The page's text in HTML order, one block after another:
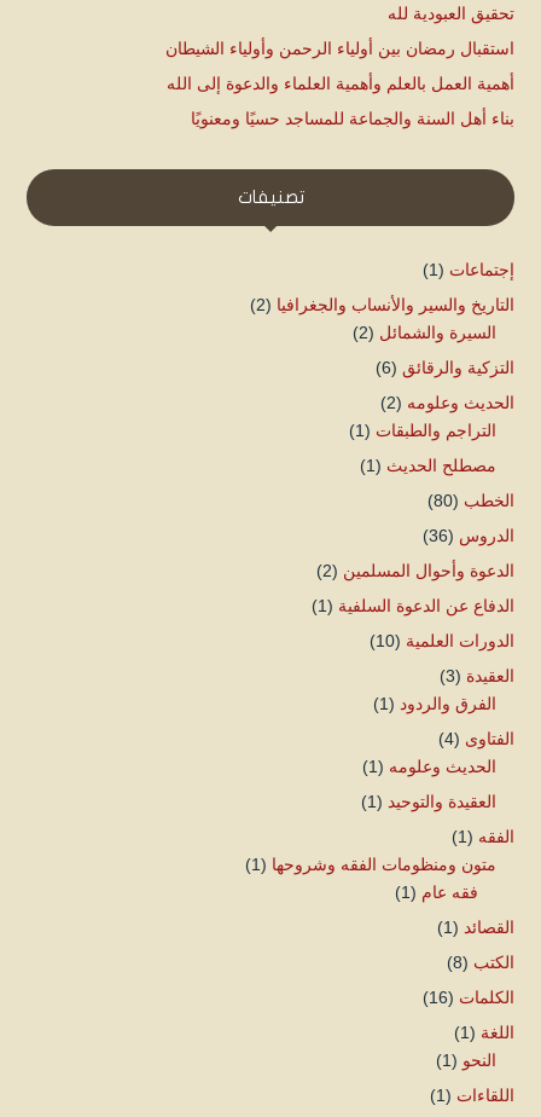
تحقيق العبودية لله
استقبال رمضان بين أولياء الرحمن وأولياء الشيطان
أهمية العمل بالعلم وأهمية العلماء والدعوة إلى الله
بناء أهل السنة والجماعة للمساجد حسيًا ومعنويًا
تصنيفات
إجتماعات (1)
التاريخ والسير والأنساب والجغرافيا (2)
السيرة والشمائل (2)
التزكية والرقائق (6)
الحديث وعلومه (2)
التراجم والطبقات (1)
مصطلح الحديث (1)
الخطب (80)
الدروس (36)
الدعوة وأحوال المسلمين (2)
الدفاع عن الدعوة السلفية (1)
الدورات العلمية (10)
العقيدة (3)
الفرق والردود (1)
الفتاوى (4)
الحديث وعلومه (1)
العقيدة والتوحيد (1)
الفقه (1)
متون ومنظومات الفقه وشروحها (1)
فقه عام (1)
القصائد (1)
الكتب (8)
الكلمات (16)
اللغة (1)
النحو (1)
اللقاءات (1)